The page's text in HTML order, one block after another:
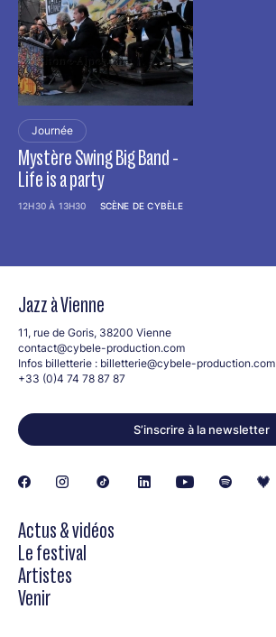
Journée
Mystère Swing Big Band -
Life is a party
12H30 À 13H30 SCÈNE DE CYBÈLE
Jazz à Vienne
11, rue de Goris, 38200 Vienne
contact@cybele-production.com
Infos billetterie : billetterie@cybele-production.com
+33 (0)4 74 78 87 87
S’inscrire à la newsletter
Actus & vidéos
Le festival
Artistes
Venir